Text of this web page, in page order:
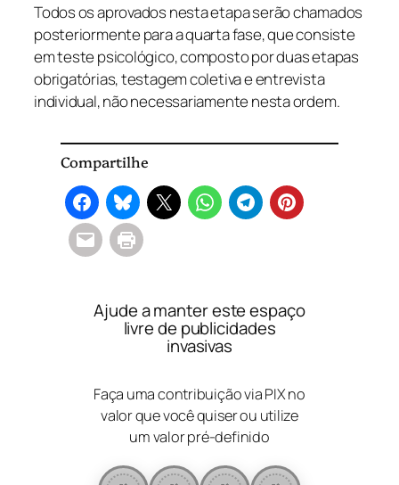
Todos os aprovados nesta etapa serão chamados
posteriormente para a quarta fase, que consiste
em teste psicológico, composto por duas etapas
obrigatórias, testagem coletiva e entrevista
individual, não necessariamente nesta ordem.
Compartilhe
Ajude a manter este espaço
livre de publicidades
invasivas
Faça uma contribuição via PIX no
valor que você quiser ou utilize
um valor pré-definido